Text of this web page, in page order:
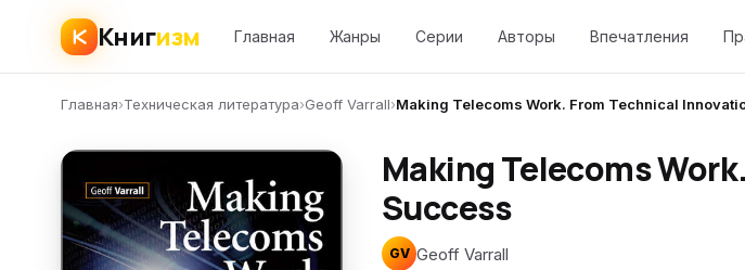
Книгизм Главная Жанры Серии Авторы Впечатления
Главная›Техническая литература›Geoff Varrall›Making Telecoms Work. From Technical
Making Telecoms
Success
GV Geoff Varrall